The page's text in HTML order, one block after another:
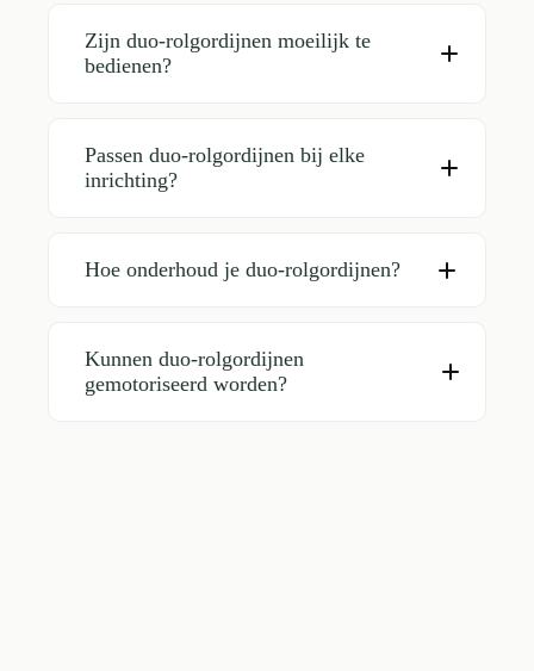
Zijn duo-rolgordijnen moeilijk te
bedienen?
Passen duo-rolgordijnen bij elke
inrichting?
Hoe onderhoud je duo-rolgordijnen?
Kunnen duo-rolgordijnen
gemotoriseerd worden?